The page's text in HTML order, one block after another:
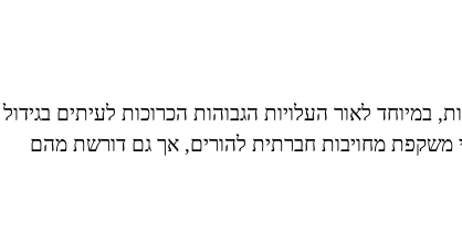
לאור העלויות הגבוהות הכרוכות לעיתים בגידול
משקפת מחויבות חברתית להורים, אך גם דורשת מהם